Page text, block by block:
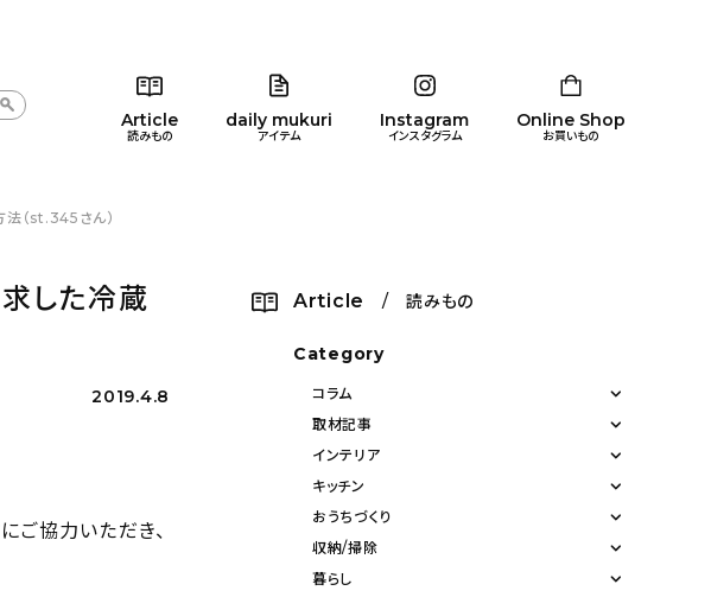
Article
読みもの
daily mukuri
アイテム
Instagram
インスタグラム
Online Shop
お買いもの
コラム
法（st.345さん）
求した冷蔵
2019.4.8
ご協力いただき、
Article / 読みもの
Category
コラム
取材記事
インテリア
キッチン
おうちづくり
収納/掃除
暮らし